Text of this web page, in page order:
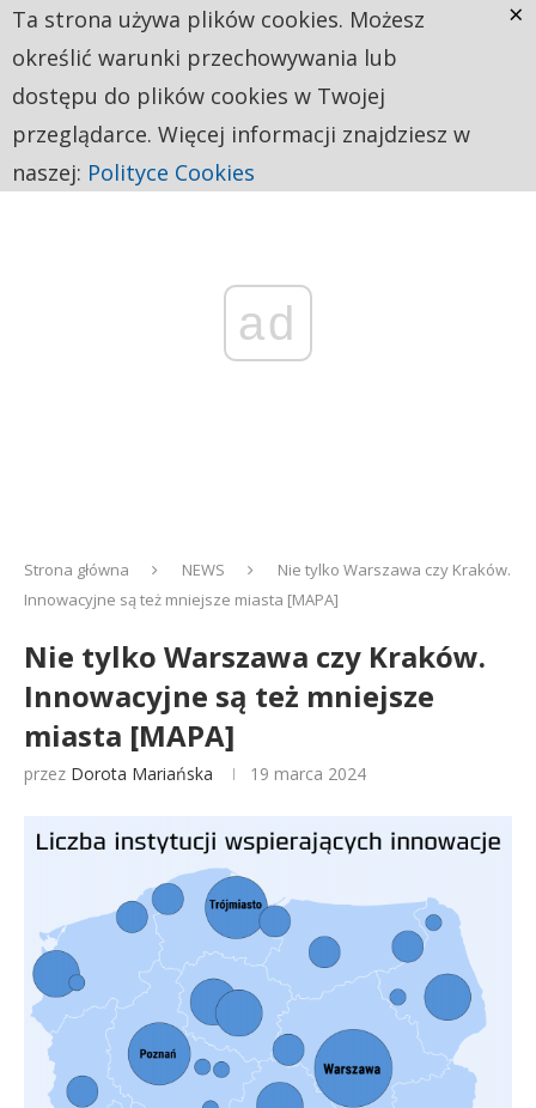
ad
Strona główna NEWS
Nie tylko Warszawa czy Kraków.
Innowacyjne są też mniejsze miasta [MAPA]
Nie tylko Warszawa czy Kraków.
Innowacyjne są też mniejsze
miasta [MAPA]
przez Dorota Mariańska 19 marca 2024
Ta strona używa plików cookies. Możesz
określić warunki przechowywania lub
dostępu do plików cookies w Twojej
przeglądarce. Więcej informacji znajdziesz w
naszej: Polityce Cookies
×